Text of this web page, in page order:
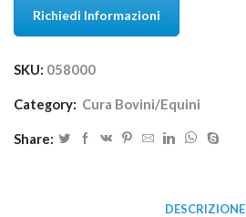
Richiedi Informazioni
SKU: 058000
Category: Cura Bovini/Equini
Share:
DESCRIZIONE